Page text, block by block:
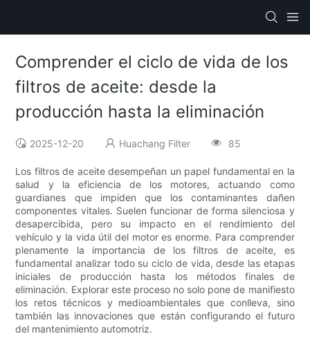
Comprender el ciclo de vida de los
filtros de aceite: desde la
producción hasta la eliminación
2025-12-20 Huachang Filter 85
Los filtros de aceite desempeñan un papel fundamental en la
salud y la eficiencia de los motores, actuando como
guardianes que impiden que los contaminantes dañen
componentes vitales. Suelen funcionar de forma silenciosa y
desapercibida, pero su impacto en el rendimiento del
vehículo y la vida útil del motor es enorme. Para comprender
plenamente la importancia de los filtros de aceite, es
fundamental analizar todo su ciclo de vida, desde las etapas
iniciales de producción hasta los métodos finales de
eliminación. Explorar este proceso no solo pone de manifiesto
los retos técnicos y medioambientales que conlleva, sino
también las innovaciones que están configurando el futuro
del mantenimiento automotriz.